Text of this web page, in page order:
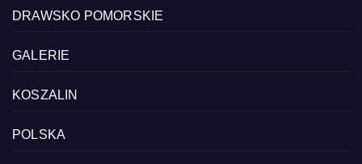
DRAWSKO POMORSKIE
GALERIE
KOSZALIN
POLSKA